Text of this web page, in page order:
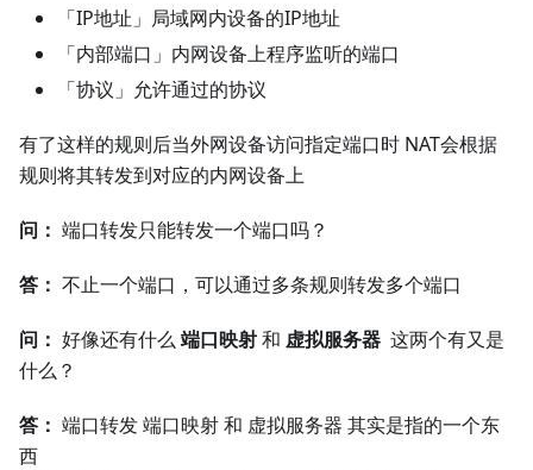
「IP地址」局域网内设备的IP地址
「内部端口」内网设备上程序监听的端口
「协议」允许通过的协议
有了这样的规则后当外网设备访问指定端口时 NAT会根据
规则将其转发到对应的内网设备上
问： 端口转发只能转发一个端口吗？
答： 不止一个端口，可以通过多条规则转发多个端口
问： 好像还有什么 端口映射和 虚拟服务器 这两个有又是
什么？
答： 端口转发 端口映射 和 虚拟服务器 其实是指的一个东
西